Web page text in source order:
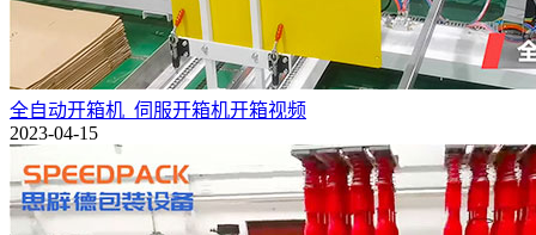
全自动开箱机_伺服开箱机开箱视频
2023-04-15